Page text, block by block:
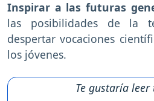
Inspirar a las futuras
las posibilidades de la
despertar vocaciones
los jóvenes.
Te gustaría leer